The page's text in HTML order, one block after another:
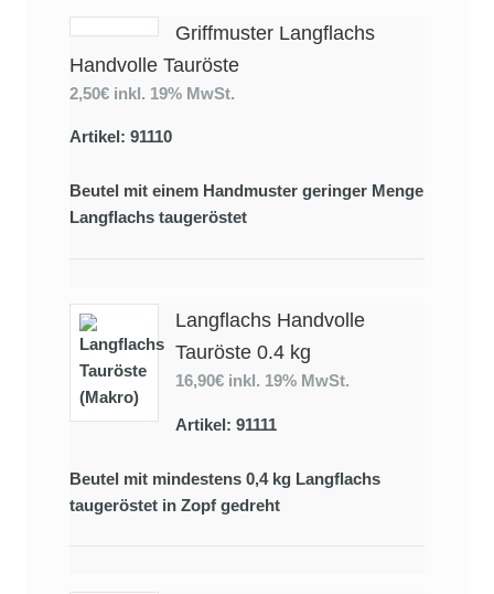
Griffmuster Langflachs
Handvolle Tauröste
2,50€ inkl. 19% MwSt.
Artikel: 91110
Beutel mit einem Handmuster geringer Menge
Langflachs taugeröstet
Langflachs Handvolle
Tauröste 0.4 kg
16,90€ inkl. 19% MwSt.
Artikel: 91111
Beutel mit mindestens 0,4 kg Langflachs
taugeröstet in Zopf gedreht